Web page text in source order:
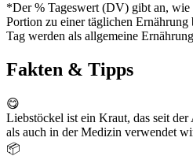
*Der % Tageswert (DV) gibt an,
Portion zu einer täglichen
Tag werden als allgemeine
Fakten & Tipps
😋
Liebstöckel ist ein Kraut, das seit
als auch in der Medizin verwendet
📦